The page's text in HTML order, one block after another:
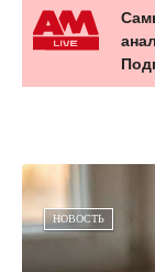
НОВОСТЬ